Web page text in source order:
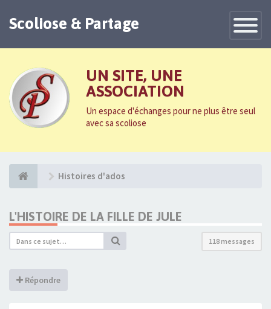
Toggle
Scoliose & Partage
UN SITE, UNE
ASSOCIATION
Un espace d'échanges pour ne plus être seul
avec sa scoliose
Histoires d'ados
L'HISTOIRE DE LA FILLE DE JULE
118 messages
Répondre